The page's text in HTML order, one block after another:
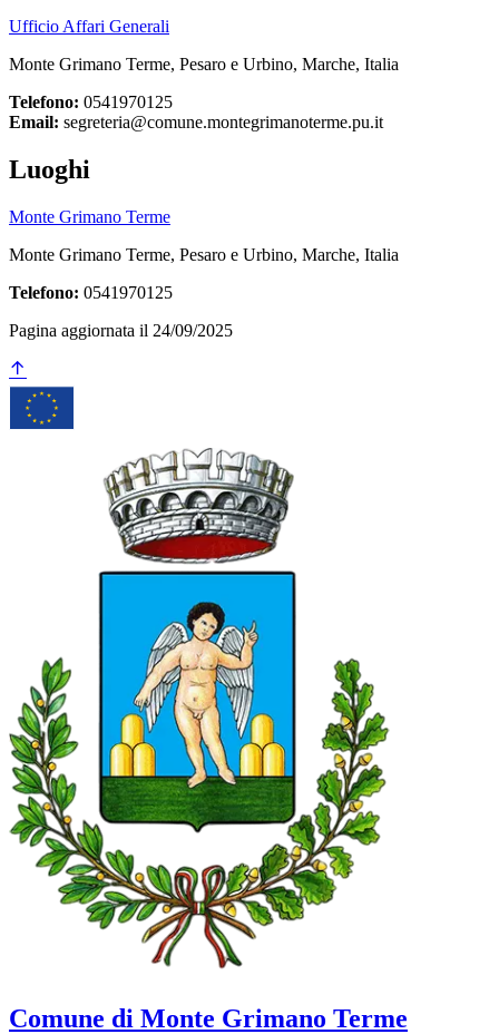
Ufficio Affari Generali
Monte Grimano Terme, Pesaro e Urbino, Marche, Italia
Telefono: 0541970125
Email: segreteria@comune.montegrimanoterme.pu.it
Luoghi
Monte Grimano Terme
Monte Grimano Terme, Pesaro e Urbino, Marche, Italia
Telefono: 0541970125
Pagina aggiornata il 24/09/2025
Comune di Monte Grimano Terme